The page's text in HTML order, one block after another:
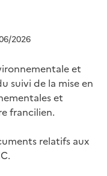
2026
et
suivi de la mise en
et
francilien.
relatifs aux